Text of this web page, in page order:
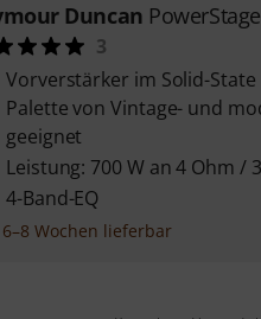
Duncan
3
Vorverstärker im Solid-
Palette von Vintage- und
geeignet
Leistung: 700 W an 4 Ohm /
4-Band-EQ
Wochen lieferbar